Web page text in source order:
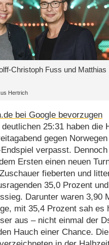
Christoph Fuss und Matthias
Hertrich
bei Google bevorzugen
25:31 haben die
gegen
verpasst. Dennoch
Ersten einen neuen
fieberten und
35,0 Prozent
Darunter waren 3,90
mit 35,4 Prozent sah es
aus – nicht einmal der
Hauch einer Chance. Die